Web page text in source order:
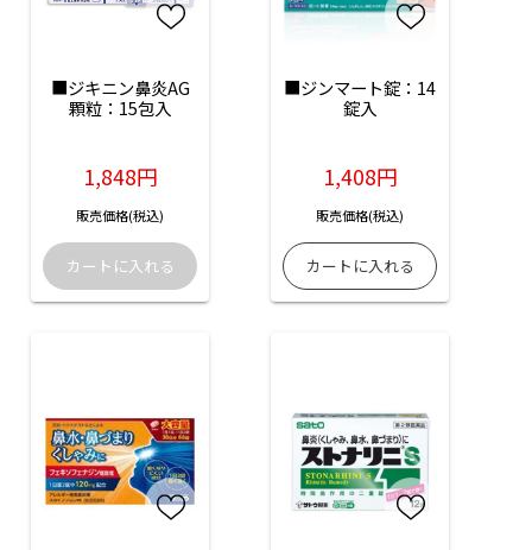
■ジキニン鼻炎AG
顆粒：15包入
1,848円
販売価格(税込)
■ジンマート錠：14
錠入
1,408円
販売価格(税込)